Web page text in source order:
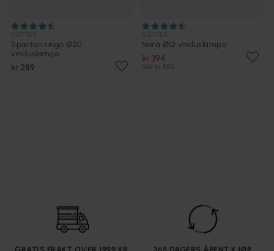
Spartan ringo Ø20
vinduslampe
kr 289
Nora Ø12 vinduslampe
kr 394
Veil. kr 550